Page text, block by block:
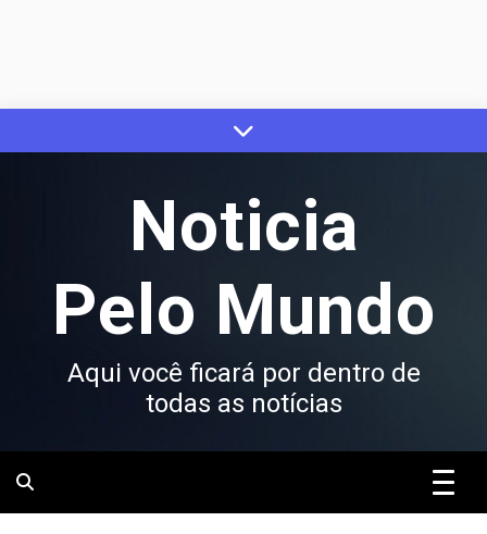
to
Noticia
Pelo Mundo
Aqui você ficará por dentro de
todas as notícias